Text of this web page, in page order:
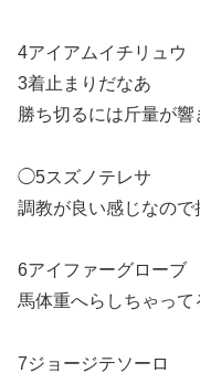
4アイアムイチリュウ
3着止まりだなあ
勝ち切るには斤量が響
◯5スズノテレサ
調教が良い感じなので
6アイファーグローブ
馬体重へらしちゃって
7ジョージテソーロ